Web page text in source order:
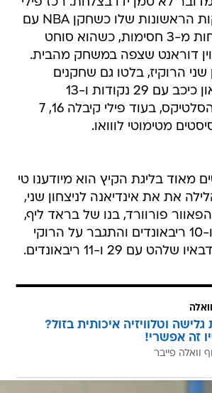
לא טמן ידו בצלחת. רכז פילי
סיים את 22 הדקות הראשונות שלו כשחקן NBA עם
17 נקודות ולא פחות מ-3 חסימות, כשהוא סוחט
דוראנט שצפה במשחק מהבית.
הרוקיז, בלטו גם שחקנים
אחרים. ג'יילן בראון כיכב עם 29 נקודות ו-13
ריבאונדים עבור הסלטיקס, בעוד פילי קיבלה 16, 7
מאוד בליגת הקיץ הוא מיודענו טי
את את אינדיאנה לניצחון שני,
הפאוור פורוורד, בנו של בראד ליף,
סיפק 19 נקודות ו-10 ריבאונדים והתגבר על הרוקי
עם 29 ו-11 ריבאונדים.
גלישה וטלוויזיה איכותית בזול?
זה אפשרי!
וואלה פייבר